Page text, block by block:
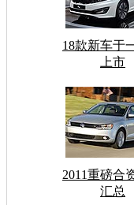
18款新车于
上市
2011重磅合
汇总